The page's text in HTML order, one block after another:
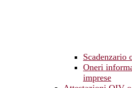
Scadenzario
Oneri
imprese